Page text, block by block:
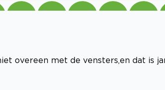
overeen met de vensters,en dat is